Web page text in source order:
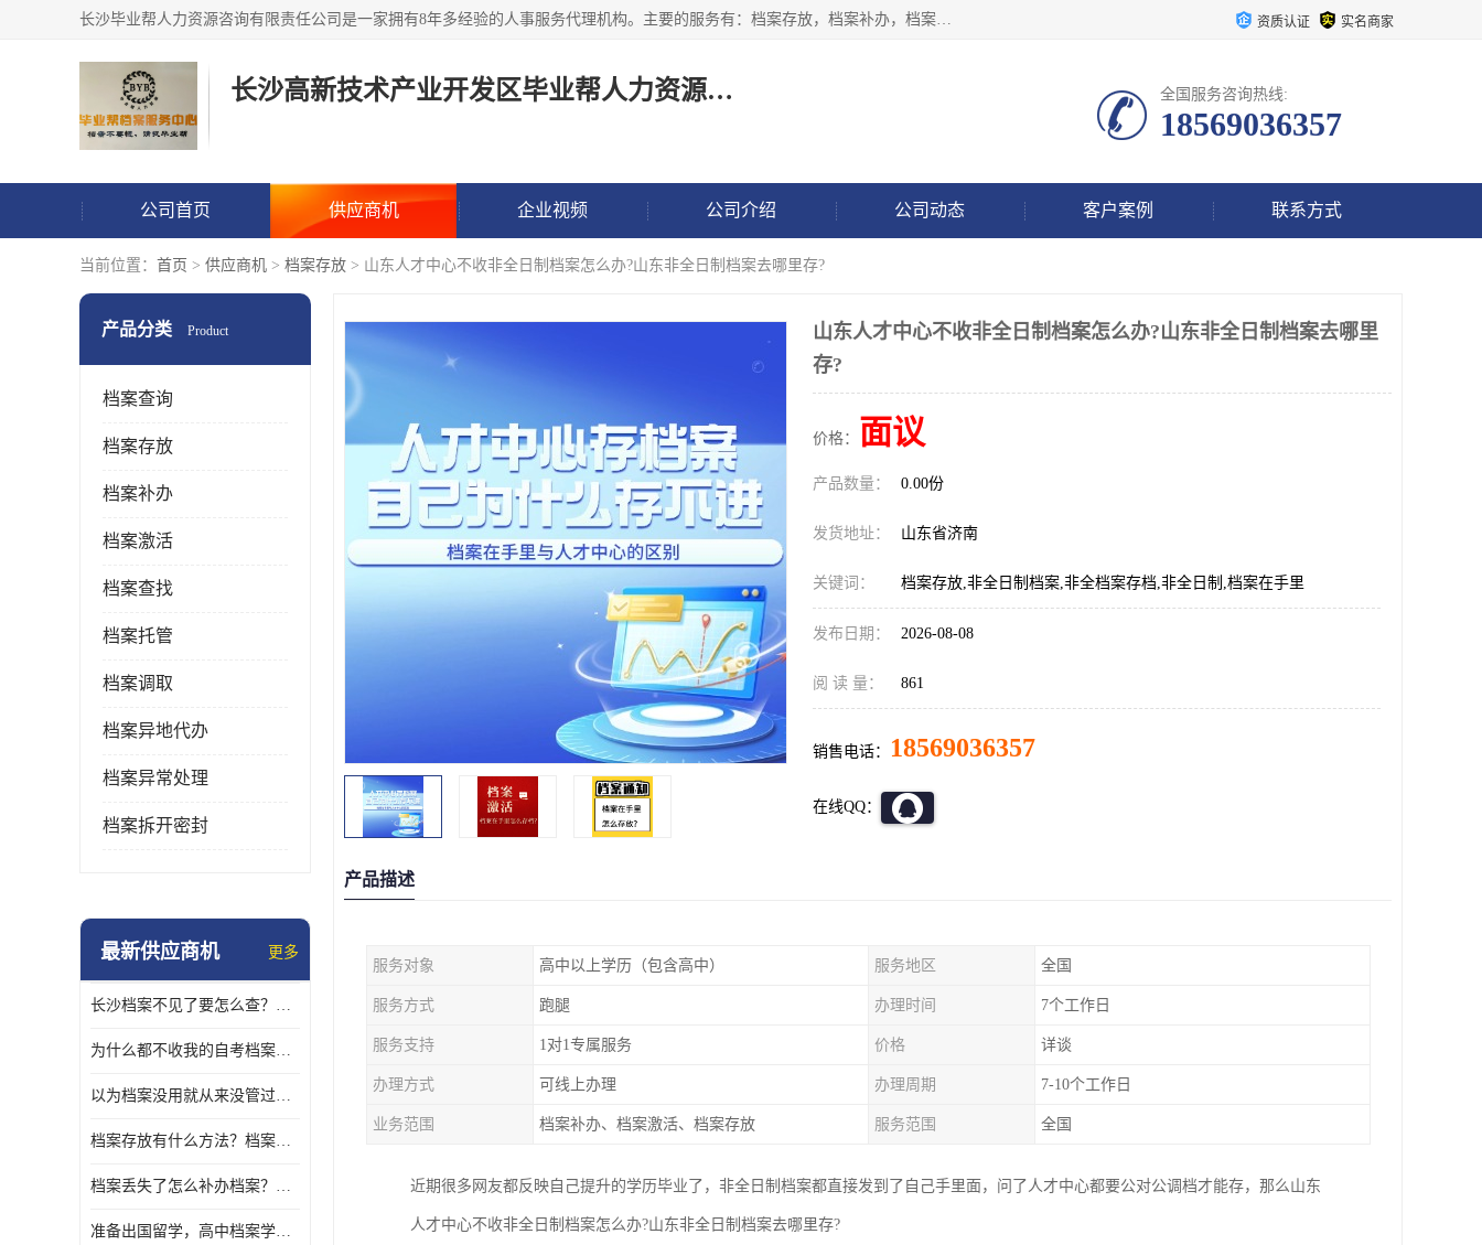
长沙毕业帮人力资源咨询有限责任公司是一家拥有8年多经验的人事服务代理机构。主要的服务有：档案存放，档案补办，档案激活，档案查询，档案查找，档案托管，档案调取，档案异地代办，档案异常处理 等；提供毕业档案处理、人事档案服务、商务代理代办、个人档案等服务，同时办事过程全程与客户沟通，确保真实、安全、可靠！ 资质认证 实名商家
长沙高新技术产业开发区毕业帮人力资源咨询有限责任公司 全国服务咨询热线:
18569036357
公司首页 供应商机 企业视频 公司介绍 公司动态 客户案例 联系方式
当前位置： 首页 > 供应商机 > 档案存放 > 山东人才中心不收非全日制档案怎么办?山东非全日制档案去哪里存?
产品分类 Product
档案查询
档案存放
档案补办
档案激活
档案查找
档案托管
档案调取
档案异地代办
档案异常处理
档案拆开密封
最新供应商机 更多
长沙档案不见了要怎么查？档案查询 档案补办
为什么都不收我的自考档案？自考档案怎么存档？
以为档案没用就从来没管过，现在要用档案该怎么办？
档案存放有什么方法？档案在手里为什么不能用
档案丢失了怎么补办档案？湖南档案补办 档案补办方法
准备出国留学，高中档案学校发给我了怎么办？
山东人才中心不收非全日制档案怎么办?山东非全日制档案去哪里
存?
价格： 面议
产品数量： 0.00份
发货地址： 山东省济南
关键词： 档案存放,非全日制档案,非全档案存档,非全日制,档案在手里
发布日期： 2026-08-08
阅 读 量： 861
销售电话： 18569036357
在线QQ：
产品描述
服务对象 高中以上学历（包含高中） 服务地区 全国
服务方式 跑腿 办理时间 7个工作日
服务支持 1对1专属服务 价格 详谈
办理方式 可线上办理 办理周期 7-10个工作日
业务范围 档案补办、档案激活、档案存放 服务范围 全国
近期很多网友都反映自己提升的学历毕业了，非全日制档案都直接发到了自己手里面，问了人才中心都要公对公调档才能存，那么山东
人才中心不收非全日制档案怎么办?山东非全日制档案去哪里存?